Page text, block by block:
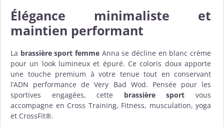
Élégance minimaliste et
maintien performant
La brassière sport femme Anna se décline en blanc crème
pour un look lumineux et épuré. Ce coloris doux apporte
une touche premium à votre tenue tout en conservant
l’ADN performance de Very Bad Wod. Pensée pour les
sportives engagées, cette brassière sport vous
accompagne en Cross Training, Fitness, musculation, yoga
et CrossFit®.